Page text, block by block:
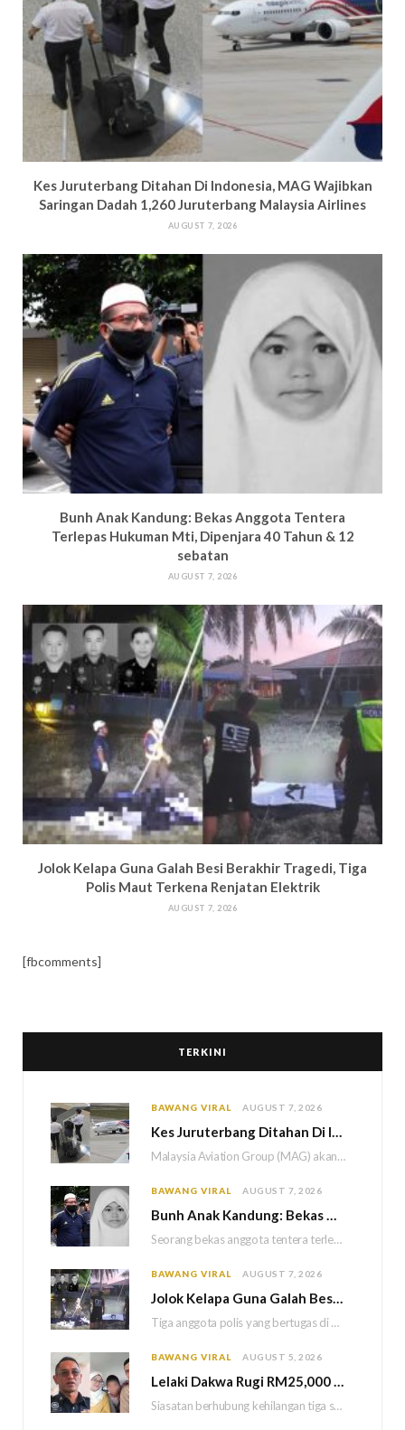
Kes Juruterbang Ditahan Di Indonesia, MAG Wajibkan
Saringan Dadah 1,260 Juruterbang Malaysia Airlines
AUGUST 7, 2026
Bunh Anak Kandung: Bekas Anggota Tentera
Terlepas Hukuman Mti, Dipenjara 40 Tahun & 12
sebatan
AUGUST 7, 2026
Jolok Kelapa Guna Galah Besi Berakhir Tragedi, Tiga
Polis Maut Terkena Renjatan Elektrik
AUGUST 7, 2026
[fbcomments]
TERKINI
BAWANG VIRAL AUGUST 7, 2026
Kes Juruterbang Ditahan Di Indonesia, MAG Wajibkan Saringan Dadah 1,260 Juruterbang Malaysia Airlines
Malaysia Aviation Group (MAG) akan melaksanakan saringan dadah mandatori terhadap semua juruterbang Malaysia Airlines sebagai…
BAWANG VIRAL AUGUST 7, 2026
Bunh Anak Kandung: Bekas Anggota Tentera Terlepas Hukuman M
Seorang bekas anggota tentera terlepas daripada hukuman gantung selepas Mahkamah Persekutuan memutuskan untuk menggantikan hukuman…
BAWANG VIRAL AUGUST 7, 2026
Jolok Kelapa Guna Galah Besi Berakhir Tragedi, Tiga Polis Maut Terkena Renjatan Elektrik
Tiga anggota polis yang bertugas di Balai Polis Weston maut selepas dipercayai terkena renjatan elektrik…
BAWANG VIRAL AUGUST 5, 2026
Lelaki Dakwa Rugi RM25,000 Akibat Hutang Kutu, Polis Siasat Kaitan Dengan Kehilangan Tiga Beranak
Siasatan berhubung kehilangan tiga sekeluarga di Bukit Kayu Hitam kini memasuki perkembangan baharu apabila polis…